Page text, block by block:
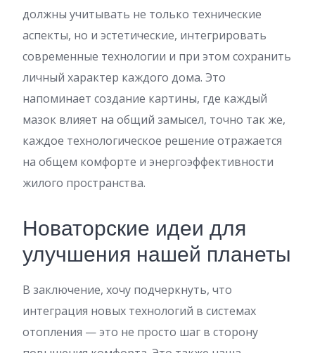
должны учитывать не только технические
аспекты, но и эстетические, интегрировать
современные технологии и при этом сохранить
личный характер каждого дома. Это
напоминает создание картины, где каждый
мазок влияет на общий замысел, точно так же,
каждое технологическое решение отражается
на общем комфорте и энергоэффективности
жилого пространства.
Новаторские идеи для
улучшения нашей планеты
В заключение, хочу подчеркнуть, что
интеграция новых технологий в системах
отопления — это не просто шаг в сторону